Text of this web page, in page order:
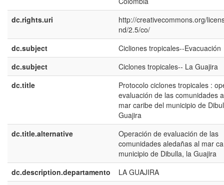
dc.rights.uri
http://creativecommons.org/
nd/2.5/co/
dc.subject
Cicliones tropicales--Evacuación
dc.subject
Ciclones tropicales-- La Guajira
dc.title
Protocolo ciclones tropicales :
evaluación de las comunidades
mar caribe del municipio de
Guajira
dc.title.alternative
Operación de evaluación de las
comunidades aledañas al mar
municipio de Dibulla, la Guajira
dc.description.departamento
LA GUAJIRA